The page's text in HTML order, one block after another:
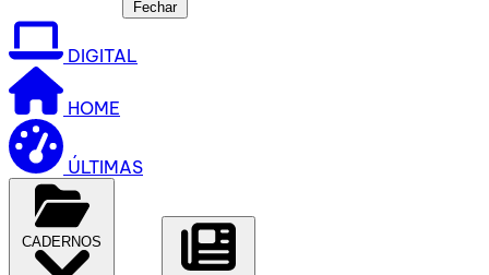
Fechar
DIGITAL
HOME
ÚLTIMAS
CADERNOS